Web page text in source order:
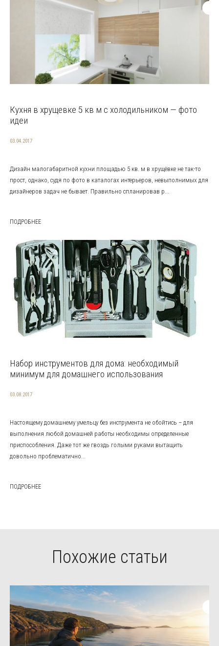
Кухня в хрущевке 5 кв м с холодильником — фото
идеи
03.04.2017
Дизайн малогабаритной кухни площадью 5 кв. м в хрущёвке не так-то
прост, однако, судя по фото в каталогах интерьеров, невыполнимых для
дизайнеров задач не бывает. Правильно спланировав р...
ПОДРОБНЕЕ
Набор инструментов для дома: необходимый
минимум для домашнего использования
03.08.2017
Настоящему домашнему умельцу без инструмента не обойтись – для
выполнения любой домашней работы необходимы определенные
приспособления. Даже тот же гвоздь голыми руками вытащить
довольно проблематично...
ПОДРОБНЕЕ
Похожие статьи